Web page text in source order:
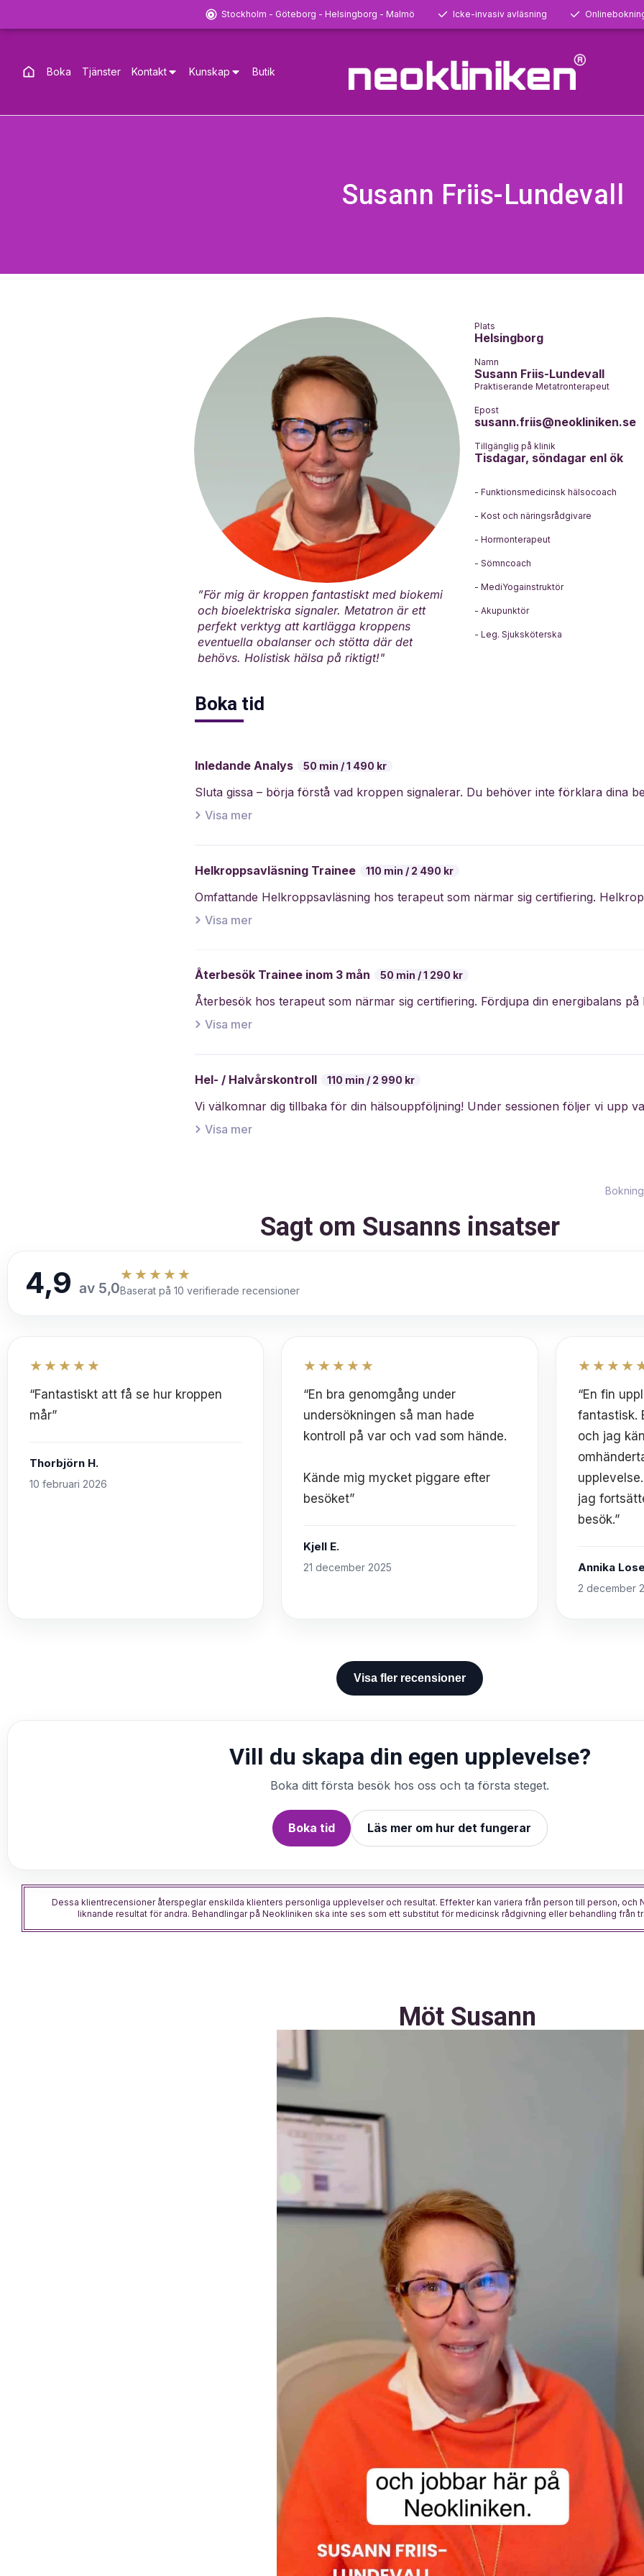
Stockholm - Göteborg - Helsingborg - Malmö Icke-invasiv avläsning
Boka Tjänster Kontakt Kunskap Butik
Susann Friis-Lundevall
”För mig är kroppen fantastiskt med biokemi
och bioelektriska signaler. Metatron är ett
perfekt verktyg att kartlägga kroppens
eventuella obalanser och stötta där det
behövs. Holistisk hälsa på riktigt!"
Plats
Helsingborg
Namn
Susann Friis-Lundevall
Praktiserande Metatronterapeut
Epost
susann.friis@neokliniken.se
Tillgänglig på klinik
Tisdagar, söndagar enl ök
- Funktionsmedicinsk hälsocoach
- Kost och näringsrådgivare
- Hormonterapeut
- Sömncoach
- MediYogainstruktör
- Akupunktör
- Leg. Sjuksköterska
Boka tid
Inledande Analys 50 min 1 490 kr
Visa mer
Helkroppsavläsning Trainee 110 min 2 490 kr
Visa mer
Återbesök Trainee inom 3 mån 50 min 1 290 kr
Visa mer
Hel- / Halvårskontroll 110 min 2 990 kr
Visa mer
Sagt om Susanns insatser
4,9 av 5,0
★★★★★
Baserat på 10 verifierade recensioner
★★★★★
“Fantastiskt att få se hur kroppen
mår”
Thorbjörn H.
10 februari 2026
★★★★★
“En bra genomgång under
undersökningen så man hade
kontroll på var och vad som hände.
Kände mig mycket piggare efter
besöket”
Kjell E.
21 december 2025
“En fin
fantastisk.
och jag
jag
besök.”
Annika
2 december
Visa fler recensioner
Vill du skapa din egen upplevelse?
Boka ditt första besök hos oss och ta första steget.
Boka tid Läs mer om hur det fungerar
Dessa klientrecensioner återspeglar enskilda klienters personliga upplevelser och resultat. Effekter kan variera från person till person, och
liknande resultat för andra. Behandlingar på Neokliniken ska inte ses som ett substitut för medicinsk rådgivning eller behandling från
Möt Susann